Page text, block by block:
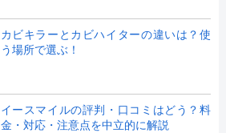
カビキラーとカビハイターの違いは？使
う場所で選ぶ！
イースマイルの評判・口コミはどう？料
金・対応・注意点を中立的に解説